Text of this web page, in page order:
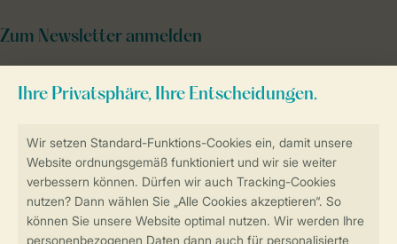
Sicher und schnell zur Online-Buchung
Sichere Datenübertragung
Zum Newsletter anmelden